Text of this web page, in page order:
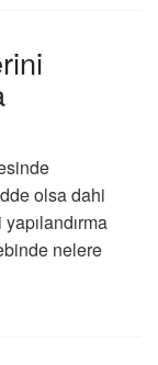
olsa dahi
nelere